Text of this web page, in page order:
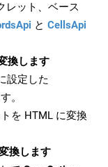
レット、ベース
と CellsApi
換します
設定した
。
を HTML に変換
換します